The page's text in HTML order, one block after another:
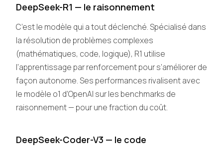
DeepSeek-R1 — le raisonnement
C’est le modèle qui a tout déclenché. Spécialisé dans
la résolution de problèmes complexes
(mathématiques, code, logique), R1 utilise
l’apprentissage par renforcement pour s’améliorer de
façon autonome. Ses performances rivalisent avec
le modèle o1 d’OpenAI sur les benchmarks de
raisonnement — pour une fraction du coût.
DeepSeek-Coder-V3 — le code